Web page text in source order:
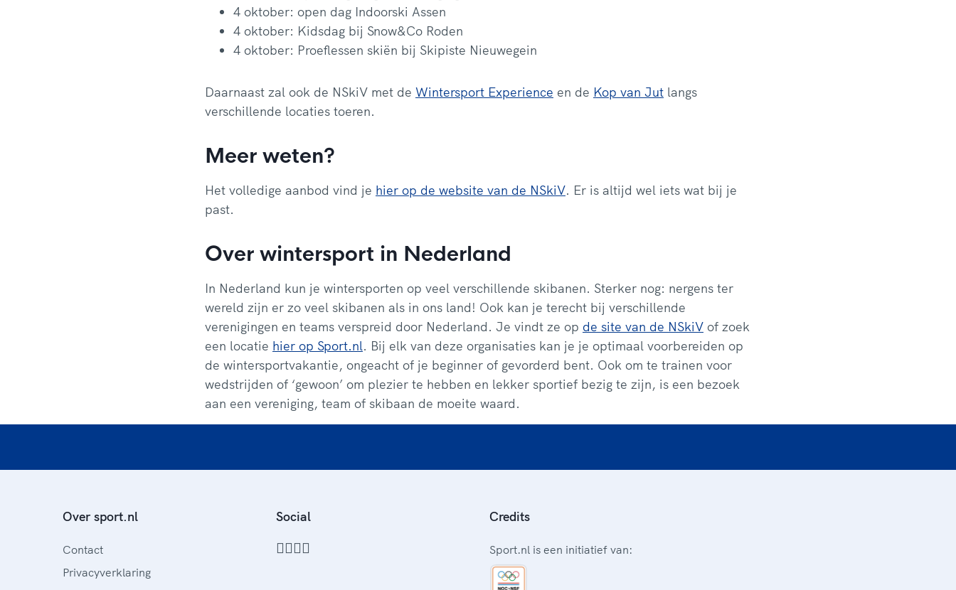
4 oktober: open dag Indoorski Assen
4 oktober: Kidsdag bij Snow&Co Roden
4 oktober: Proeflessen skiën bij Skipiste Nieuwegein
Daarnaast zal ook de NSkiV met de Wintersport Experience en de Kop van Jut langs
verschillende locaties toeren.
Meer weten?
Het volledige aanbod vind je hier op de website van de NSkiV. Er is altijd wel iets wat bij je
past.
Over wintersport in Nederland
In Nederland kun je wintersporten op veel verschillende skibanen. Sterker nog: nergens ter
wereld zijn er zo veel skibanen als in ons land! Ook kan je terecht bij verschillende
verenigingen en teams verspreid door Nederland. Je vindt ze op de site van de NSkiV of zoek
een locatie hier op Sport.nl. Bij elk van deze organisaties kan je je optimaal voorbereiden op
de wintersportvakantie, ongeacht of je beginner of gevorderd bent. Ook om te trainen voor
wedstrijden of ‘gewoon’ om plezier te hebben en lekker sportief bezig te zijn, is een bezoek
aan een vereniging, team of skibaan de moeite waard.
Over sport.nl
Contact
Privacyverklaring
Social Credits
Sport.nl is een initiatief van: